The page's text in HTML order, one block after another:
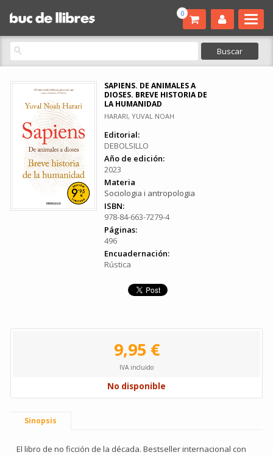
0
SAPIENS. DE ANIMALES A
DIOSES. BREVE HISTORIA DE
LA HUMANIDAD
HARARI, YUVAL NOAH
Editorial:
DEBOLSILLO
Año de edición:
2023
Materia
Sociologia i antropologia
ISBN:
978-84-663-7279-4
Páginas:
496
Encuadernación:
Rústica
9,95 €
IVA incluido
No disponible
Sinopsis
El libro de no ficción de la década. Bestseller internacional con